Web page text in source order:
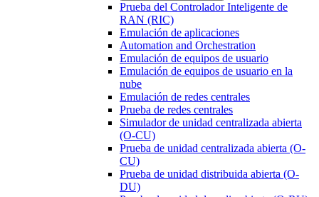
Prueba del Controlador Inteligente de
RAN (RIC)
Emulación de aplicaciones
Automation and Orchestration
Emulación de equipos de usuario
Emulación de equipos de usuario en la
nube
Emulación de redes centrales
Prueba de redes centrales
Simulador de unidad centralizada abierta
(O-CU)
Prueba de unidad centralizada abierta (O-
CU)
Prueba de unidad distribuida abierta (O-
DU)